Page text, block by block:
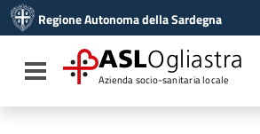
Vai al menu di navigazione
Vai al footer
Regione Autonoma della Sardegna
Toggle navigation
ASLOgliastra
Azienda socio-sanitaria locale